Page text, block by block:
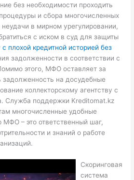
без необходимости проходить
и сбора многочисленных
в мирном урегулировании,
с иском в суд для защиты
с плохой кредитной историей без
задолженности в соответствии с
этого, МФО оставляет за
задолженность на досудебные
коллекторскому агентству с
Служба поддержки Kreditomat.kz
многочисленные удобные
– это ответственный шаг,
и знаний о работе
Скоринговая
система